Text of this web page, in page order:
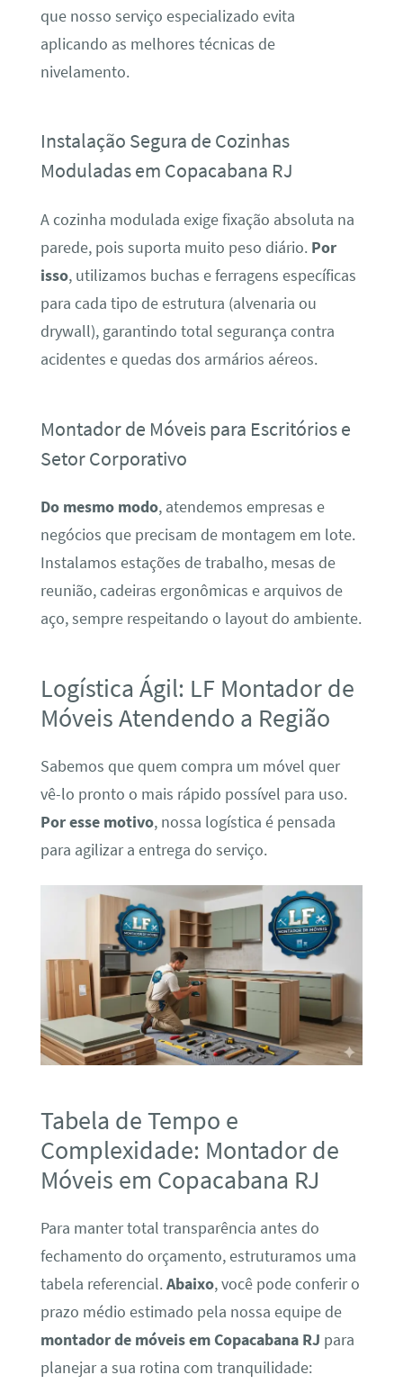
que nosso serviço especializado evita
aplicando as melhores técnicas de
nivelamento.
Instalação Segura de Cozinhas
Moduladas em Copacabana RJ
A cozinha modulada exige fixação absoluta na
parede, pois suporta muito peso diário. Por
isso, utilizamos buchas e ferragens específicas
para cada tipo de estrutura (alvenaria ou
drywall), garantindo total segurança contra
acidentes e quedas dos armários aéreos.
Montador de Móveis para Escritórios e
Setor Corporativo
Do mesmo modo, atendemos empresas e
negócios que precisam de montagem em lote.
Instalamos estações de trabalho, mesas de
reunião, cadeiras ergonômicas e arquivos de
aço, sempre respeitando o layout do ambiente.
Logística Ágil: LF Montador de
Móveis Atendendo a Região
Sabemos que quem compra um móvel quer
vê-lo pronto o mais rápido possível para uso.
Por esse motivo, nossa logística é pensada
para agilizar a entrega do serviço.
Tabela de Tempo e
Complexidade: Montador de
Móveis em Copacabana RJ
Para manter total transparência antes do
fechamento do orçamento, estruturamos uma
tabela referencial.Abaixo, você pode conferir o
prazo médio estimado pela nossa equipe de
montador de móveis em Copacabana RJ para
planejar a sua rotina com tranquilidade: